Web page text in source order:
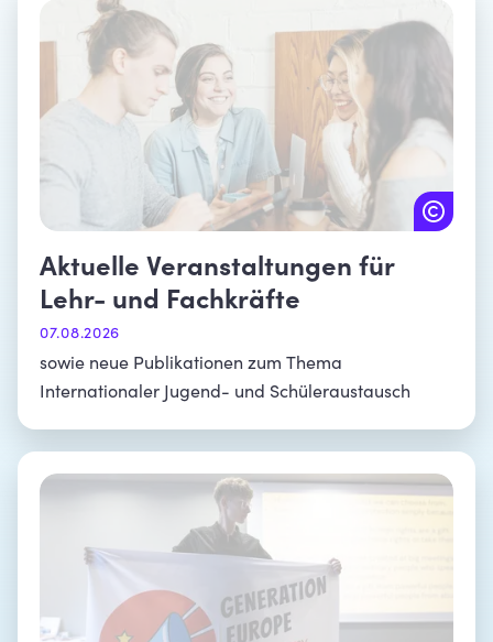
Aktuelle Veranstaltungen für
Lehr- und Fachkräfte
07.08.2026
sowie neue Publikationen zum Thema
Internationaler Jugend- und Schüleraustausch